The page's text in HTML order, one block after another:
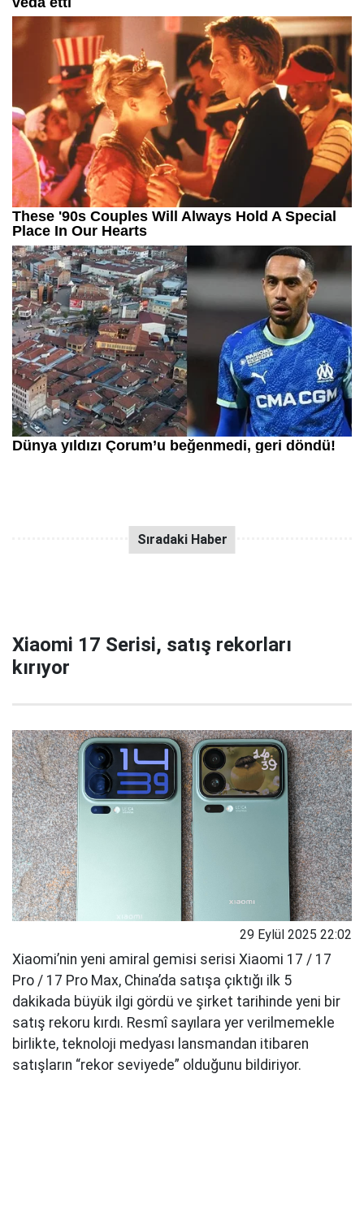
Xiaomi 17 Serisi, satış rekorları
kırıyor
29 Eylül 2025 22:02
Xiaomi’nin yeni amiral gemisi serisi Xiaomi 17 / 17
Pro / 17 Pro Max, China’da satışa çıktığı ilk 5
dakikada büyük ilgi gördü ve şirket tarihinde yeni bir
satış rekoru kırdı. Resmî sayılara yer verilmemekle
birlikte, teknoloji medyası lansmandan itibaren
satışların “rekor seviyede” olduğunu bildiriyor.